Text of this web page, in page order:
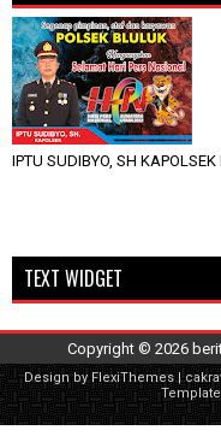
IPTU SUDIBYO, SH
TEXT WIDGET
Copyright © 2026
Design byFlexiThemes|